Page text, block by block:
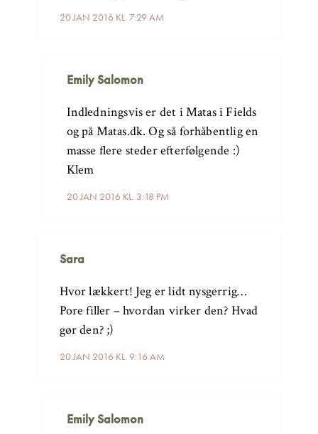
20 JAN 2016 KL. 7:29 AM
Emily Salomon
20 JAN 2016 KL. 3:18 PM
Indledningsvis er det i Matas i Fields
og på Matas.dk. Og så forhåbentlig en
masse flere steder efterfølgende :)
Klem
Sara
20 JAN 2016 KL. 9:16 AM
Hvor lækkert! Jeg er lidt nysgerrig…
Pore filler – hvordan virker den? Hvad
gør den? ;)
Emily Salomon